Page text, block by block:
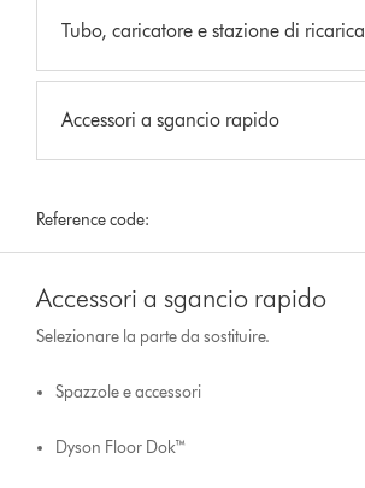
Tubo, caricatore e stazione di ricarica
Accessori a sgancio rapido
Reference code:
Accessori a sgancio rapido
Selezionare la parte da sostituire.
Spazzole e accessori
Dyson Floor Dok™